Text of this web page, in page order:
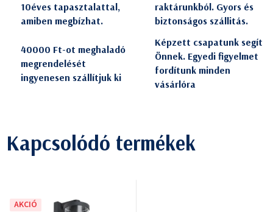
10éves tapasztalattal,
amiben megbízhat.
raktárunkból. Gyors és
biztonságos szállitás.
40000 Ft-ot meghaladó
megrendelését
ingyenesen szállítjuk ki
Képzett csapatunk segít
Önnek. Egyedi figyelmet
fordítunk minden
vásárlóra
Kapcsolódó termékek
AKCIÓ